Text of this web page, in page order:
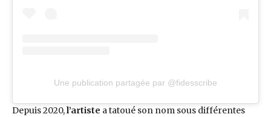
Une publication partagée par @fidesscribe
Depuis 2020,l’artiste a tatoué son nom sous différentes